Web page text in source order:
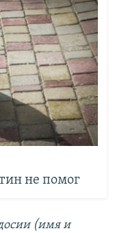
не помог
(имя и